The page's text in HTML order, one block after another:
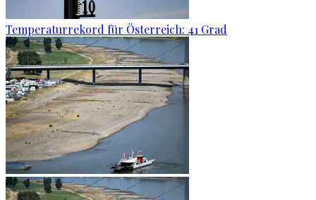
Temperaturrekord für Österreich: 41 Grad